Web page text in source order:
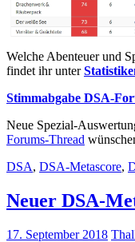
Welche Abenteuer und
findet ihr unter
Stimmabgabe DSA-
Neue Spezial-
Forums-Thread
DSA, DSA-Metascore,
Neuer DSA-
17. September 2018